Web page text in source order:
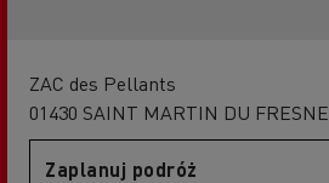
ZAC des Pellants
01430 SAINT MARTIN DU FRESNE
Zaplanuj podróż